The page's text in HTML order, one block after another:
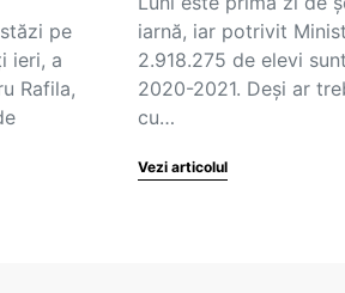
pe
ieri, a
Rafila,
iarnă, iar potrivit
2.918.275 de elevi
2020-2021. Deși ar
cu…
Vezi articolul